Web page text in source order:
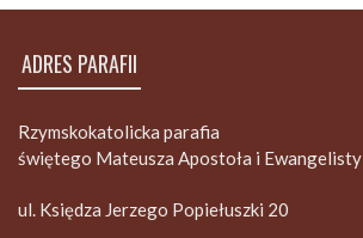
ADRES PARAFII
Rzymskokatolicka parafia
świętego Mateusza Apostoła i Ewangelisty
ul. Księdza Jerzego Popiełuszki 20